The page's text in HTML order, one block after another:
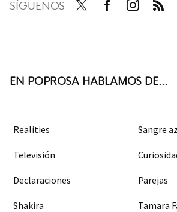
SÍGUENOS
EN POPROSA HABLAMOS DE...
Realities Sangre
Televisión
Declaraciones Parejas
Shakira Tamara